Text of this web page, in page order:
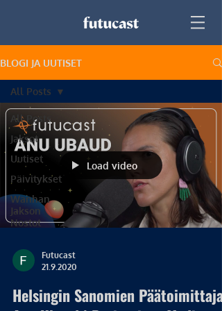
BLOGI JA UUTISET
All Posts
Jaksot
Uutiset
Päivitykset
Wanhan
Jakson
Nostot
All Posts
Load video
Futucast
21.9.2020
Helsingin Sanomien Päätoimittaja,